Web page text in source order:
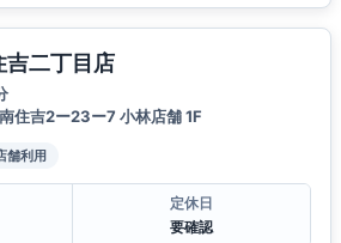
吉二丁目店
住吉2ー23ー7 小林店舗 1F
舗利用
定休日
要確認